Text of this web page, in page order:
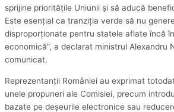
sprijine priorităţile Uniunii şi să aducă
Este esenţial ca tranziţia verde să nu
disproporţionate pentru statele aflate încă
economică”, a declarat ministrul Alexandru
comunicat.
Reprezentanţii României au exprimat
unele propuneri ale Comisiei, precum
bazate pe deşeurile electronice sau